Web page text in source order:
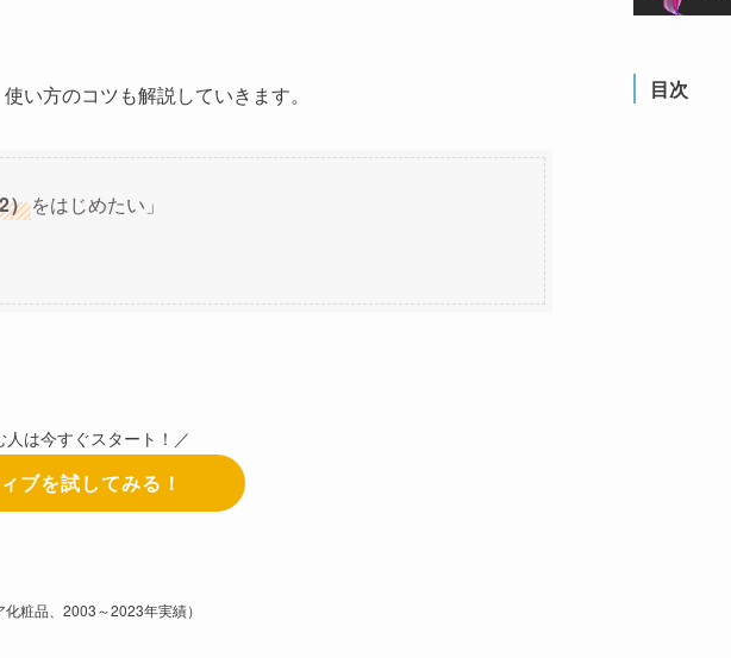
い方のコツも解説していきます。
）をはじめたい」
人は今すぐスタート！／
ブを試してみる！
粧品、2003～2023年実績）
目次